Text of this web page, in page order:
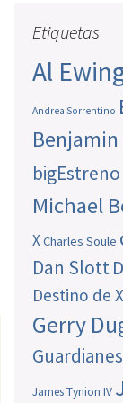
Etiquetas
Al
Andrea Sorrentino
Benjamin
bigEstreno
Michael
XCharles Soule
Dan Slott
Destino de X
Gerry
James Tynion IV